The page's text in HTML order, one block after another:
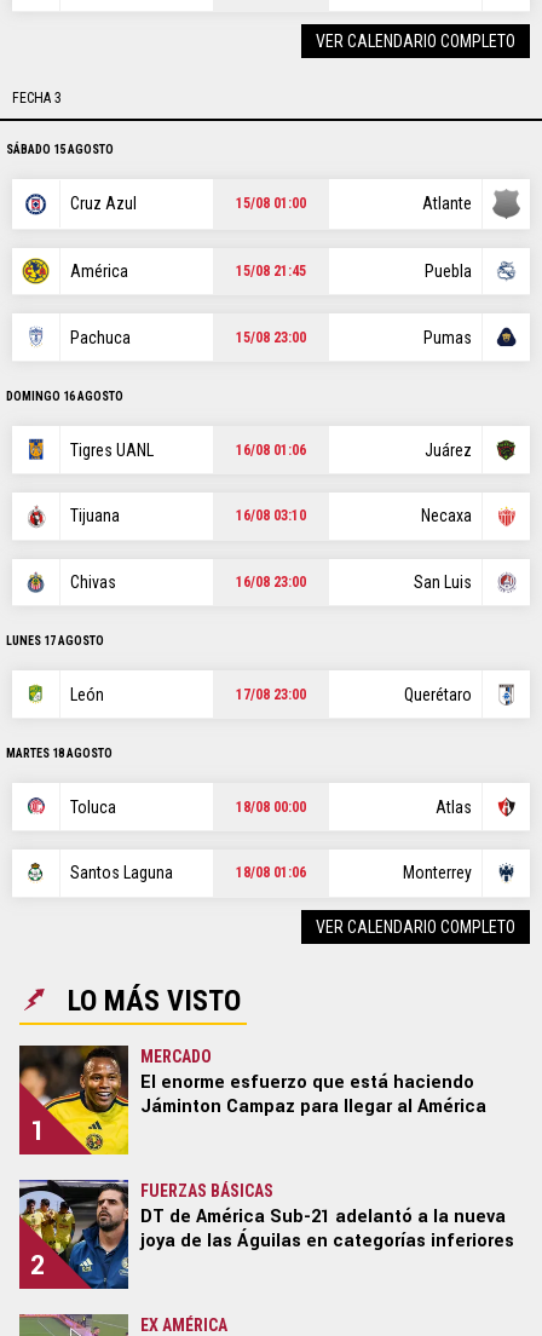
Todos los derechos reservados.
VER CALENDARIO COMPLETO
FECHA 3
SÁBADO 15 AGOSTO
Cruz Azul 15/08 01:00 Atlante
América 15/08 21:45 Puebla
Pachuca 15/08 23:00 Pumas
DOMINGO 16 AGOSTO
Tigres UANL 16/08 01:06 Juárez
Tijuana 16/08 03:10 Necaxa
Chivas 16/08 23:00 San Luis
LUNES 17 AGOSTO
León 17/08 23:00 Querétaro
MARTES 18 AGOSTO
Toluca 18/08 00:00 Atlas
Santos Laguna 18/08 01:06 Monterrey
VER CALENDARIO COMPLETO
LO MÁS VISTO
1
MERCADO
El enorme esfuerzo que está haciendo
Jáminton Campaz para llegar al América
2
FUERZAS BÁSICAS
DT de América Sub-21 adelantó a la nueva
joya de las Águilas en categorías inferiores
EX AMÉRICA